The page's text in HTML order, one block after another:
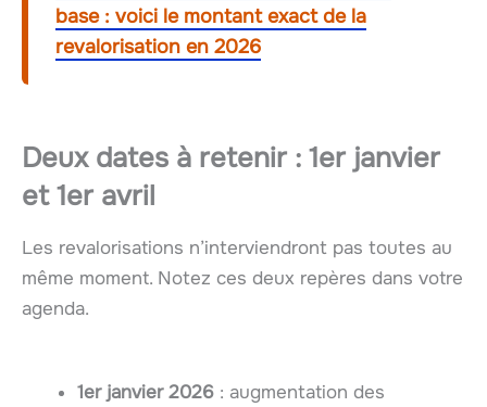
base : voici le montant exact de la
revalorisation en 2026
Deux dates à retenir : 1er janvier
et1er avril
Les revalorisations n’interviendront pas toutes au
même moment. Notez ces deux repères dans votre
agenda.
1er janvier 2026 : augmentation des